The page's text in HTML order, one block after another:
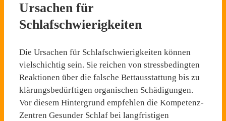
Ursachen für
Schlafschwierigkeiten
Die Ursachen für Schlafschwierigkeiten können
vielschichtig sein. Sie reichen von stressbedingten
Reaktionen über die falsche Bettausstattung bis zu
klärungsbedürftigen organischen Schädigungen.
Vor diesem Hintergrund empfehlen die Kompetenz-
Zentren Gesunder Schlaf bei langfristigen